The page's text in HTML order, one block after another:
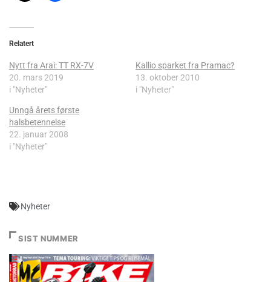
Relatert
Nytt fra Arai: TT RX-7V
20. mars 2019
i "Nyheter"
Kallio sparket fra Pramac?
13. oktober 2010
i "Nyheter"
Unngå årets første
halsbetennelse
22. januar 2008
i "Nyheter"
Nyheter
SIST NUMMER